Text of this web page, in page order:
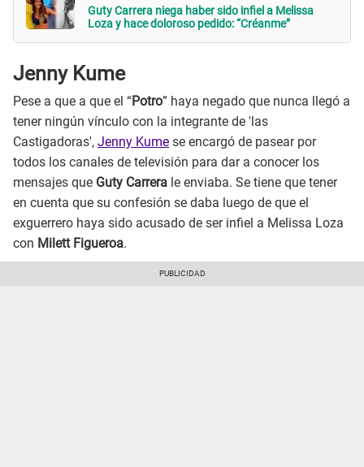
Guty Carrera niega haber sido infiel a Melissa
Loza y hace doloroso pedido: “Créanme”
Jenny Kume
Pese a que a que el “Potro” haya negado que nunca llegó a
tener ningún vínculo con la integrante de 'las
Castigadoras', Jenny Kume se encargó de pasear por
todos los canales de televisión para dar a conocer los
mensajes que Guty Carrera le enviaba. Se tiene que tener
en cuenta que su confesión se daba luego de que el
exguerrero haya sido acusado de ser infiel a Melissa Loza
con Milett Figueroa.